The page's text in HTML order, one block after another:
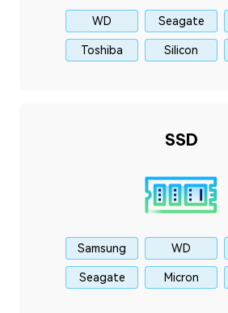
WD Seagate
Toshiba Silicon
SSD
Samsung WD
Seagate Micron